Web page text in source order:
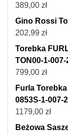
389,00 zł
Gino Rossi
202,99 zł
Torebka
TON00-1-
799,00 zł
Furla
0853S-1-007-
1179,00 zł
Beżowa